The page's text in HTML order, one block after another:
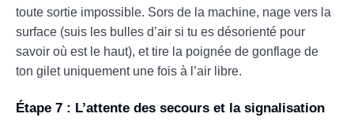
toute sortie impossible. Sors de la machine, nage vers la
surface (suis les bulles d’air si tu es désorienté pour
savoir où est le haut), et tire la poignée de gonflage de
ton gilet uniquement une fois à l’air libre.
Étape 7 : L’attente des secours et la signalisation